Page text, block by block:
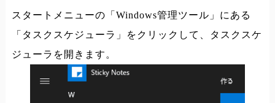
スタートメニューの「Windows管理ツール」にある
「タスクスケジューラ」をクリックして、タスクスケ
ジューラを開きます。